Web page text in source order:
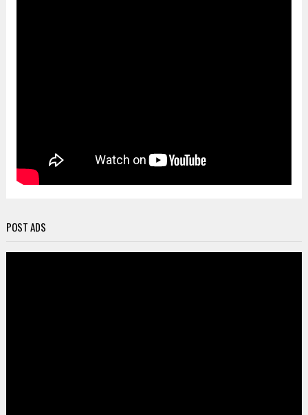
POST ADS